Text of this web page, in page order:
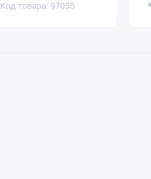
Код товара: 97055